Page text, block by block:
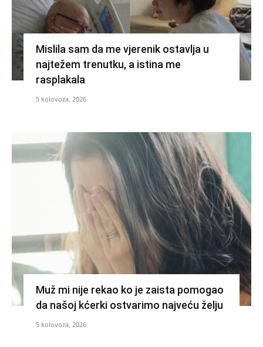
Mislila sam da me vjerenik ostavlja u
najtežem trenutku, a istina me
rasplakala
5 kolovoza, 2026
Muž mi nije rekao ko je zaista pomogao
da našoj kćerki ostvarimo najveću želju
5 kolovoza, 2026